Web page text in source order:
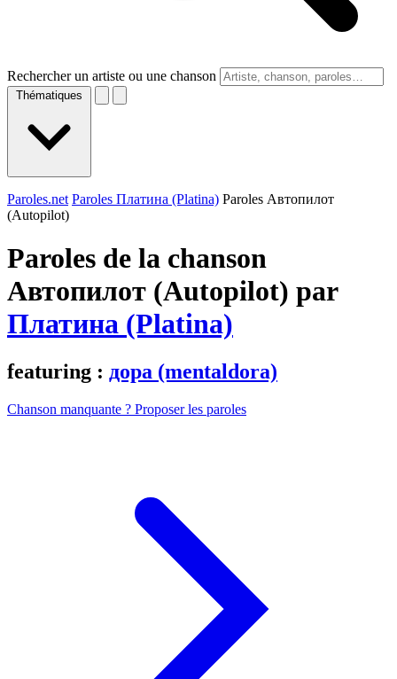
Rechercher un artiste ou une chanson
Thématiques
Paroles.net Paroles Платина (Platina) Paroles Автопилот
(Autopilot)
Paroles de la chanson
Автопилот (Autopilot) par
Платина (Platina)
featuring : дора (mentaldora)
Chanson manquante ? Proposer les paroles